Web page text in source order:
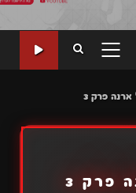
PRIMARY
פרק 3
פרק 3